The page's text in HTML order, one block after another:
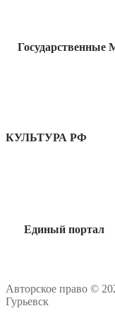
Государственные
КУЛЬТУРА РФ
Единый портал
Авторское право ©
Гурьевск